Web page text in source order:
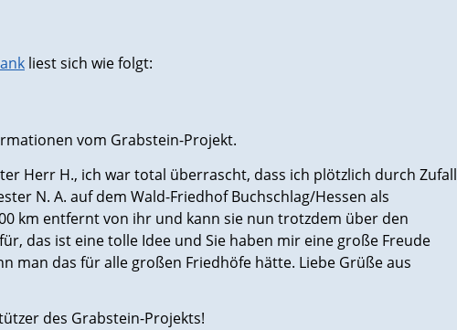
liest sich wie folgt:
vom Grabstein-Projekt.
Herr H., ich war total überrascht, dass ich plötzlich durch Zufall
N. A. auf dem Wald-Friedhof Buchschlag/Hessen als
km entfernt von ihr und kann sie nun trotzdem über den
das ist eine tolle Idee und Sie haben mir eine große Freude
man das für alle großen Friedhöfe hätte. Liebe Grüße aus
des Grabstein-Projekts!